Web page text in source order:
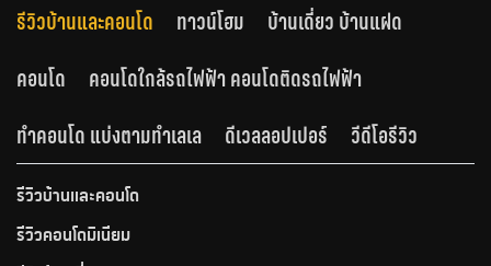
รีวิวบ้านและคอนโด ทาวน์โฮม
บ้านเดี่ยว บ้านแฝด
คอนโด
คอนโดใกล้รถไฟฟ้า คอนโดติดรถไฟฟ้า
ทำคอนโด แบ่งตามทำเลเล
ดีเวลลอปเปอร์ วีดีโอรีวิว
รีวิวบ้านและคอนโด
รีวิวคอนโดมิเนียม